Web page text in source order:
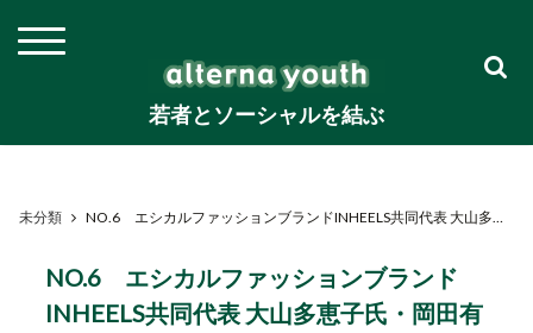
若者とソーシャルを結ぶ
未分類 NO.6 エシカルファッションブランドINHEELS共同代表 大山多恵子氏・岡田有加氏
NO.6 エシカルファッションブランド
INHEELS共同代表 大山多恵子氏・岡田有